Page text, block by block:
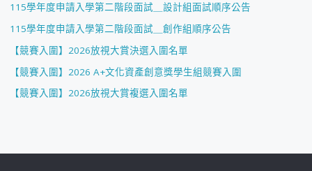
115學年度申請入學第二階段面試＿設計組面試順序公告
115學年度申請入學第二階段面試＿創作組順序公告
【競賽入圍】2026放視大賞決選入圍名單
【競賽入圍】2026 A+文化資產創意獎學生組競賽入圍
【競賽入圍】2026放視大賞複選入圍名單